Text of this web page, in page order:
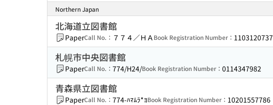
Northern Japan
北海道立図書館
PaperCall No.： ７７４／ＨＡBook Registration Number： 1103120737
札幌市中央図書館
PaperCall No.： 774/H24/Book Registration Number： 0114347982
青森県立図書館
PaperCall No.： 774-ﾊﾏﾑﾗ*ﾖBook Registration Number： 10201557786